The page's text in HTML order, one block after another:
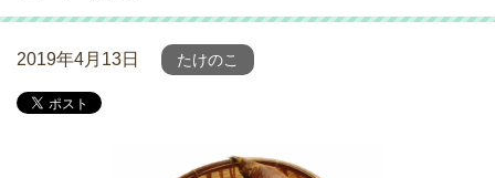
2019年4月13日 たけのこ